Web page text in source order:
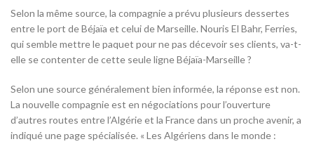
Selon la même source, la compagnie a prévu plusieurs dessertes
entre le port de Béjaïa et celui de Marseille. Nouris El Bahr, Ferries,
qui semble mettre le paquet pour ne pas décevoir ses clients, va-t-
elle se contenter de cette seule ligne Béjaïa-Marseille ?
Selon une source généralement bien informée, la réponse est non.
La nouvelle compagnie est en négociations pour l’ouverture
d’autres routes entre l’Algérie et la France dans un proche avenir, a
indiqué une page spécialisée. « Les Algériens dans le monde :